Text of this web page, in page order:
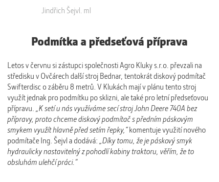
Jindřich Šejvl. ml
Podmítka a předseťová příprava
Letos v červnu si zástupci společnosti Agro Kluky s.r.o. převzali na
středisku v Ovčárech další stroj Bednar, tentokrát diskový podmítač
Swifterdisc o záběru 8 metrů. V Klukách mají v plánu tento stroj
využít jednak pro podmítku po sklizni, ale také pro letní předseťovou
přípravu.
„K setí u nás využíváme secí stroj John Deere 740A bez
přípravy, proto chceme diskový podmítač s předním páskovým
smykem využít hlavně před setím řepky,“komentuje využití nového
podmítače Ing. Šejvl a dodává: „Díky tomu, že je páskový smyk
hydraulicky nastavitelný z pohodlí kabiny traktoru, věřím, že to
obsluhám ulehčí práci.“